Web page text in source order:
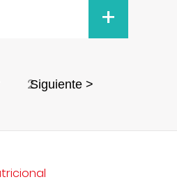
+
2Siguiente >